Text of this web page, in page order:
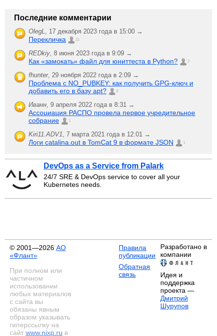
Последние комментарии
OlegL, 17 декабря 2023 года в 15:00 →
Перекличка 21
REDkiy, 8 июня 2023 года в 9:09 →
Как «замокать» файл для юниттеста в Python? 2
fhunter, 29 ноября 2022 года в 2:09 →
Проблема с NO_PUBKEY: как получить GPG-ключ и
добавить его в базу apt?
6
Иванн, 9 апреля 2022 года в 8:31 →
Ассоциация РАСПО провела первое учредительное
собрание
1
Kiri11.ADV1, 7 марта 2021 года в 12:01 →
Логи catalina.out в TomCat 9 в формате JSON 1
DevOps as a Service from Palark
24/7 SRE & DevOps service to cover all your
Kubernetes needs.
© 2001—2026 АО
«Флант»
При полном или
частичном
использовании
любых материалов
с сайта вы
обязаны явным
образом указывать
гиперссылку на
сайт www.nixp.ru в
Правила
публикации
Обратная
связь
Разработано в
компании
Идея и
поддержка
проекта —
Дмитрий
Шурупов